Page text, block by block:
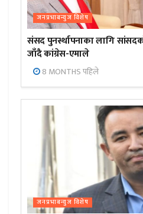
जनप्रभाबन्युज विशेष
संसद पुनर्स्थापनाका लागि
जाँदै कांग्रेस-एमाले
8 MONTHS पहिले
जनप्रभाबन्युज विशेष